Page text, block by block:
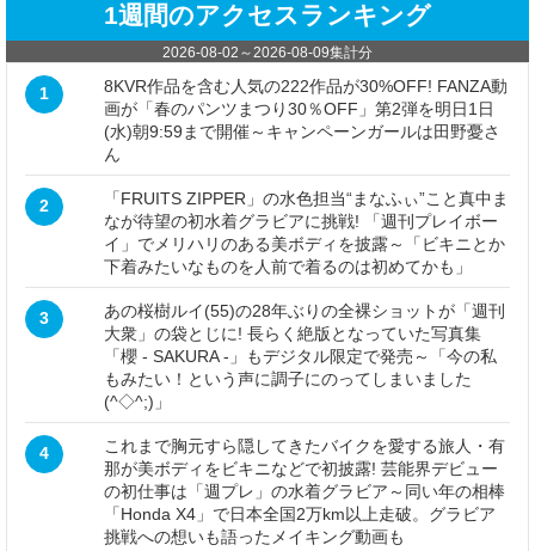
1週間のアクセスランキング
2026-08-02 ～2026-08-09集計分
1
8KVR作品を含む人気の222作品が30%OFF! FANZA動
画が「春のパンツまつり30％OFF」第2弾を明日1日
(水)朝9:59まで開催～キャンペーンガールは田野憂さ
ん
2
「FRUITS ZIPPER」の水色担当“まなふぃ”こと真中ま
なが待望の初水着グラビアに挑戦! 「週刊プレイボー
イ」でメリハリのある美ボディを披露～「ビキニとか
下着みたいなものを人前で着るのは初めてかも」
3
あの桜樹ルイ(55)の28年ぶりの全裸ショットが「週刊
大衆」の袋とじに! 長らく絶版となっていた写真集
「櫻 - SAKURA -」もデジタル限定で発売～「今の私
もみたい！という声に調子にのってしまいました
(^◇^;)」
4
これまで胸元すら隠してきたバイクを愛する旅人・有
那が美ボディをビキニなどで初披露! 芸能界デビュー
の初仕事は「週プレ」の水着グラビア～同い年の相棒
「Honda X4」で日本全国2万km以上走破。グラビア
挑戦への想いも語ったメイキング動画も